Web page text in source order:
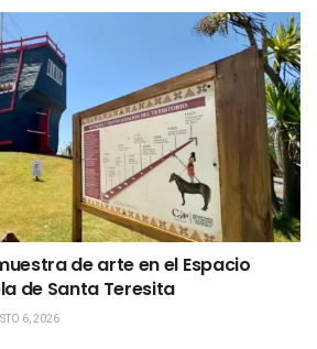
de arte en el Espacio
de Santa Teresita
6, 2026